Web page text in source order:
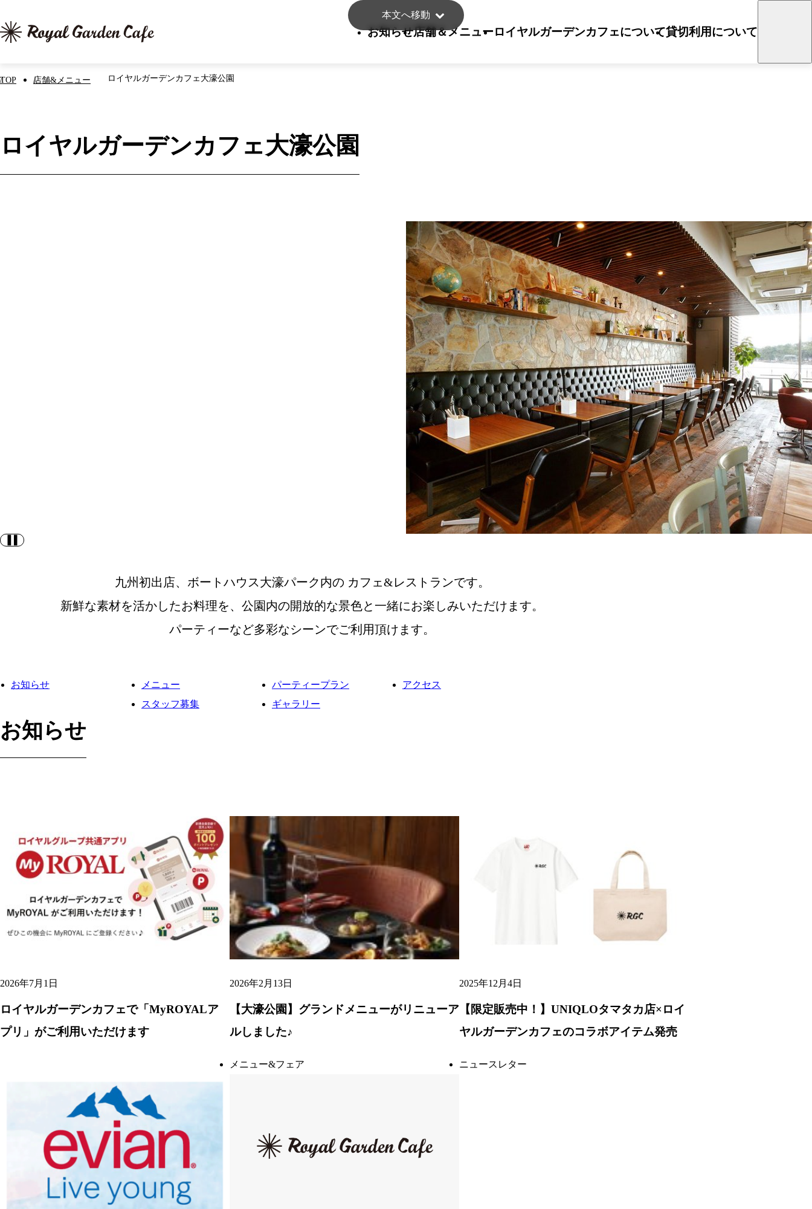
本文へ移動
お知らせ店舗＆メニューロイヤルガーデンカフェについて貸切利用について
TOP 店舗&メニュー ロイヤルガーデンカフェ大濠公園
ロイヤルガーデンカフェ大濠公園
九州初出店、ボートハウス大濠パーク内の カフェ&レストランです。
新鮮な素材を活かしたお料理を、公園内の開放的な景色と一緒にお楽しみいただけます。
パーティーなど多彩なシーンでご利用頂けます。
お知らせ メニュー パーティープラン
アクセス
スタッフ募集
ギャラリー
お知らせ
ロイヤルガーデンカフェで「MyROYALア
プリ」がご利用いただけます
2026年7月1日
【大濠公園】グランドメニューがリニューア
ルしました♪
2026年2月13日
メニュー&フェア
【限定販売中！】UNIQLOタマタカ店×ロイ
ヤルガーデンカフェのコラボアイテム発売
2025年12月4日
ニュースレター